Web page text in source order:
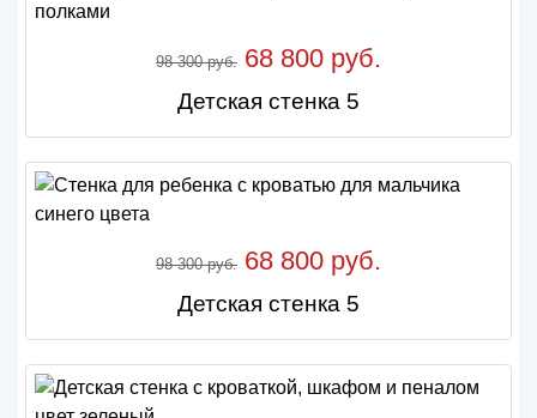
98 300 руб. 68 800 руб.
Детская стенка 5
98 300 руб. 68 800 руб.
Детская стенка 5